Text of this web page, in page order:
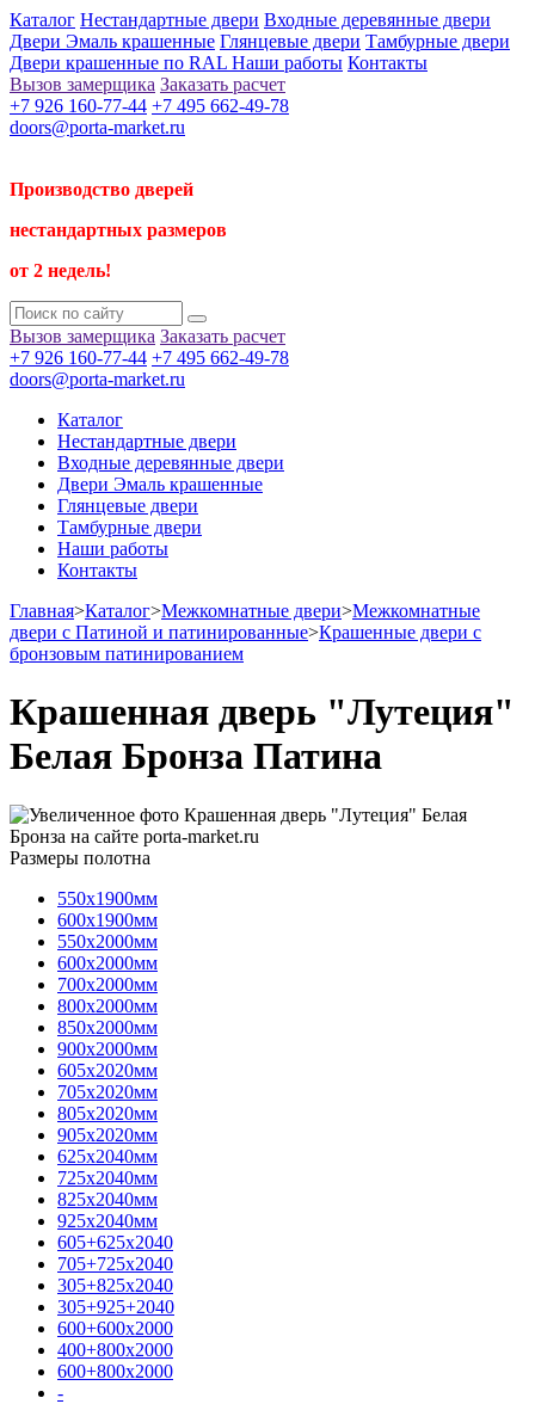
Каталог Нестандартные двери Входные деревянные двери
Двери Эмаль крашенные Глянцевые двери Тамбурные двери
Двери крашенные по RAL Наши работы Контакты
Вызов замерщика Заказать расчет
+7 926 160-77-44 +7 495 662-49-78
doors@porta-market.ru
Производство дверей
нестандартных размеров
от 2 недель!
Вызов замерщика Заказать расчет
+7 926 160-77-44 +7 495 662-49-78
doors@porta-market.ru
Каталог
Нестандартные двери
Входные деревянные двери
Двери Эмаль крашенные
Глянцевые двери
Тамбурные двери
Наши работы
Контакты
Главная>Каталог>Межкомнатные двери>Межкомнатные
двери с Патиной и патинированные>Крашенные двери с
бронзовым патинированием
Крашенная дверь "Лутеция"
Белая Бронза Патина
Размеры полотна
550х1900мм
600х1900мм
550х2000мм
600х2000мм
700х2000мм
800х2000мм
850х2000мм
900х2000мм
605х2020мм
705х2020мм
805х2020мм
905х2020мм
625х2040мм
725х2040мм
825х2040мм
925х2040мм
605+625х2040
705+725х2040
305+825х2040
305+925+2040
600+600х2000
400+800х2000
600+800х2000
-